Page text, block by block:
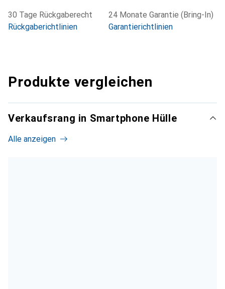
30 Tage Rückgaberecht
Rückgaberichtlinien
24 Monate Garantie (Bring-In)
Garantierichtlinien
Produkte vergleichen
Verkaufsrang in Smartphone Hülle
Alle anzeigen